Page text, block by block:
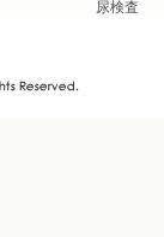
尿検査